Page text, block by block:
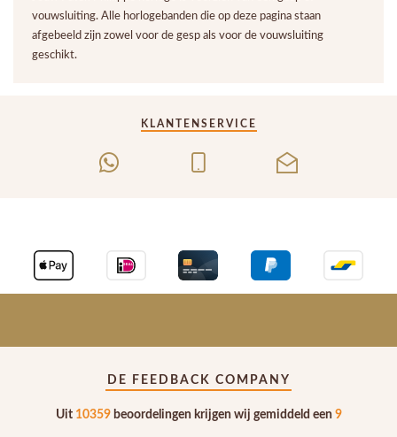
vouwsluiting. Alle horlogebanden die op deze pagina staan
afgebeeld zijn zowel voor de gesp als voor de vouwsluiting
geschikt.
KLANTENSERVICE
DE FEEDBACK COMPANY
Uit 10359beoordelingen krijgen wij gemiddeld een 9